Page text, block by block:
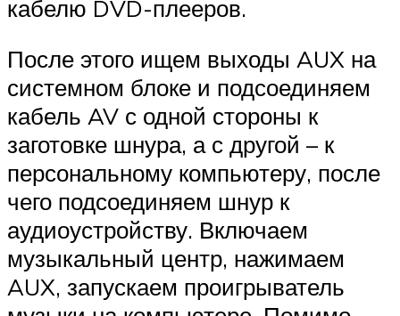
кабелю DVD-плееров.
После этого ищем выходы AUX на
системном блоке и подсоединяем
кабель AV с одной стороны к
заготовке шнура, а с другой – к
персональному компьютеру, после
чего подсоединяем шнур к
аудиоустройству. Включаем
музыкальный центр, нажимаем
AUX, запускаем проигрыватель